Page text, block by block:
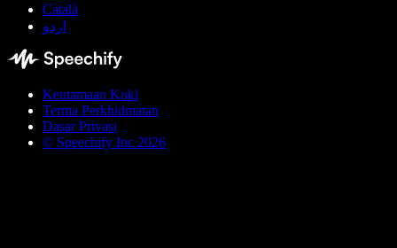
Català
اردو
Keutamaan Kuki
Terma Perkhidmatan
Dasar Privasi
© Speechify Inc 2026